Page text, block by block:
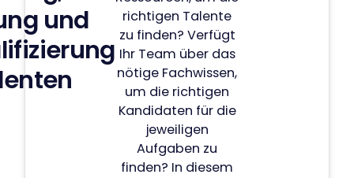
und
richtigen Talente
zu finden? Verfügt
Ihr Team über das
nötige Fachwissen,
um die richtigen
Kandidaten für die
jeweiligen
Aufgaben zu
finden? In diesem